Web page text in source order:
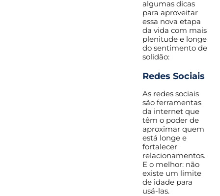
algumas dicas
para aproveitar
essa nova etapa
da vida com mais
plenitude e longe
do sentimento de
solidão:
Redes Sociais
As redes sociais
são ferramentas
da internet que
têm o poder de
aproximar quem
está longe e
fortalecer
relacionamentos.
E o melhor: não
existe um limite
de idade para
usá-las.